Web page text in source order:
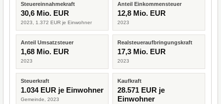
Steuereinnahmekraft
30,6 Mio. EUR
2023, 1.372 EUR je Einwohner
Anteil Einkommensteuer
12,8 Mio. EUR
2023
Anteil Umsatzsteuer
1,68 Mio. EUR
2023
Realsteueraufbringungskraft
17,3 Mio. EUR
2023
Steuerkraft
1.034 EUR je Einwohner
Gemeinde, 2023
Kaufkraft
28.571 EUR je
Einwohner